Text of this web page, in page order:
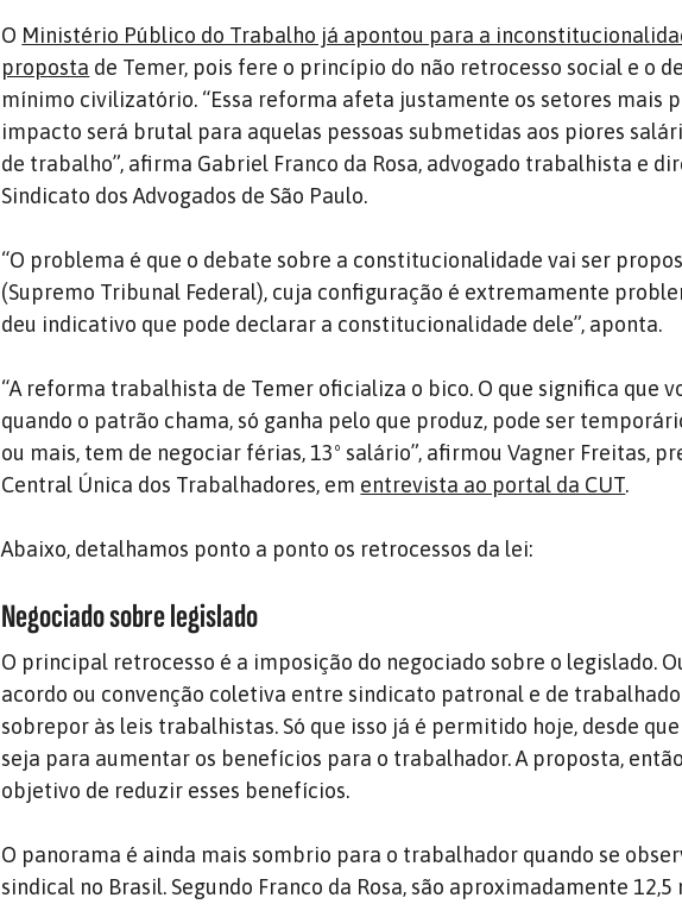
O Ministério Público do Trabalho já apontou para a
proposta de Temer, pois fere o princípio do não retrocesso social e o
mínimo civilizatório. “Essa reforma afeta justamente os setores mais
impacto será brutal para aquelas pessoas submetidas aos piores
de trabalho”, afirma Gabriel Franco da Rosa, advogado trabalhista e
Sindicato dos Advogados de São Paulo.
“O problema é que o debate sobre a constitucionalidade vai ser
(Supremo Tribunal Federal), cuja configuração é extremamente
deu indicativo que pode declarar a constitucionalidade dele”, aponta.
“A reforma trabalhista de Temer oficializa o bico. O que significa que
quando o patrão chama, só ganha pelo que produz, pode ser
ou mais, tem de negociar férias, 13º salário”, afirmou Vagner Freitas,
Central Única dos Trabalhadores, em entrevista ao portal da CUT.
Abaixo, detalhamos ponto a ponto os retrocessos da lei:
Negociado sobre legislado
O principal retrocesso é a imposição do negociado sobre o legislado.
acordo ou convenção coletiva entre sindicato patronal e de
sobrepor às leis trabalhistas. Só que isso já é permitido hoje, desde
seja para aumentar os benefícios para o trabalhador. A proposta,
objetivo de reduzir esses benefícios.
O panorama é ainda mais sombrio para o trabalhador quando se
sindical no Brasil. Segundo Franco da Rosa, são aproximadamente